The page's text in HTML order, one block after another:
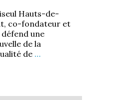
Hauts-de-
co-fondateur et
une
de la
de …